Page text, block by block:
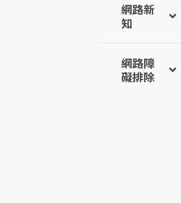
網路新
知
網路障
礙排除